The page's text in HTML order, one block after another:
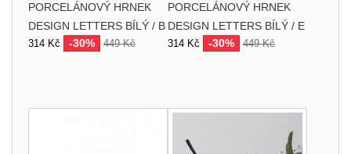
PORCELÁNOVÝ HRNEK
DESIGN LETTERS BÍLÝ / B
314 Kč -30% 449 Kč
PORCELÁNOVÝ HRNEK
DESIGN LETTERS BÍLÝ / E
314 Kč -30% 449 Kč